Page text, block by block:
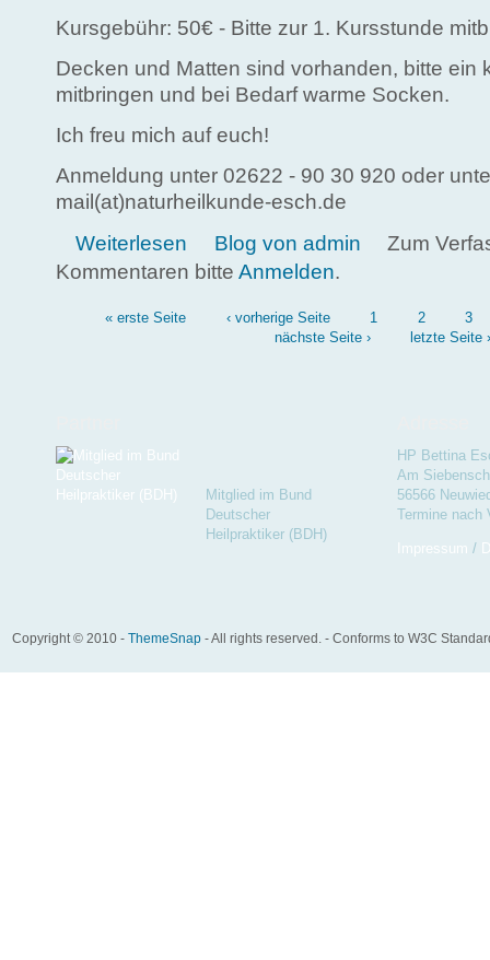
Kursgebühr: 50€ - Bitte zur 1. Kursstunde
Decken und Matten sind vorhanden, bitte ein
mitbringen und bei Bedarf warme Socken.
Ich freu mich auf euch!
Anmeldung unter 02622 - 90 30 920 oder
mail(at)naturheilkunde-esch.de
Weiterlesen über Autogenes Training - Grundstufe
Blog von admin
Zum
Kommentaren bitte Anmelden.
Seiten« erste Seite ‹ vorherige Seite 1 2
3
nächste Seite ›
letzte Seite
Mitglied im Bund
Deutscher
Heilpraktiker (BDH)
HP Bettina
Am
56566
Termine nach
Impressum /
Copyright © 2010 - ThemeSnap - All rights reserved. - Conforms to W3C